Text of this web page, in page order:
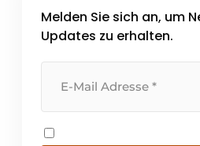
Melden Sie sich an, um
Updates zu erhalten.